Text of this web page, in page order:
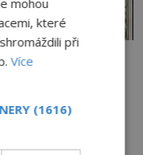
monstrum s
koloritem
Mnozí skeptici
mohou
které
při
Více
(1616)